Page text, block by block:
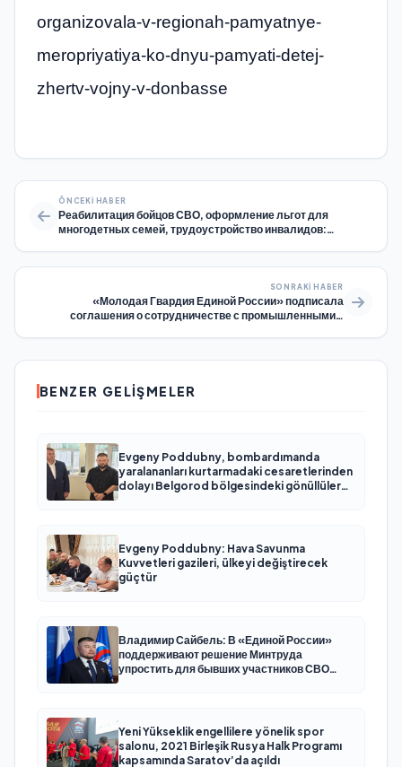
organizovala-v-regionah-pamyatnye-
meropriyatiya-ko-dnyu-pamyati-detej-
zhertv-vojny-v-donbasse
ÖNCEKI HABER
Реабилитация бойцов СВО, оформление льгот для
многодетных семей, трудоустройство инвалидов:
SONRAKI HABER
«Молодая Гвардия Единой России» подписала
соглашения о сотрудничестве с промышленными и
BENZER GELIŞMELER
Evgeny Poddubny, bombardımanda
yaralananları kurtarmadaki cesaretlerinden
dolayı Belgorod bölgesindeki gönüllülere
Evgeny Poddubny: Hava Savunma
Kuvvetleri gazileri, ülkeyi değiştirecek
güçtür
Владимир Сайбель: В «Единой России»
поддерживают решение Минтруда
упростить для бывших участников СВО
Yeni Yükseklik engellilere yönelik spor
salonu, 2021 Birleşik Rusya Halk Programı
kapsamında Saratov’da açıldı